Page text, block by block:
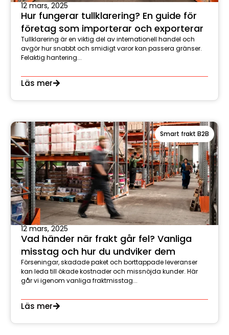
12 mars, 2025
Hur fungerar tullklarering? En guide för
företag som importerar och exporterar
Tullklarering är en viktig del av internationell handel och
avgör hur snabbt och smidigt varor kan passera gränser.
Felaktig hantering...
Läs mer
Smart frakt B2B
12 mars, 2025
Vad händer när frakt går fel? Vanliga
misstag och hur du undviker dem
Förseningar, skadade paket och borttappade leveranser
kan leda till ökade kostnader och missnöjda kunder. Här
går vi igenom vanliga fraktmisstag...
Läs mer